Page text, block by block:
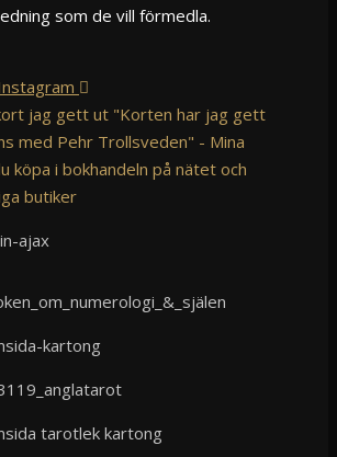
som de vill förmedla.
jag gett ut "Korten har jag gett
med Pehr Trollsveden" - Mina
köpa i bokhandeln på nätet och
butiker